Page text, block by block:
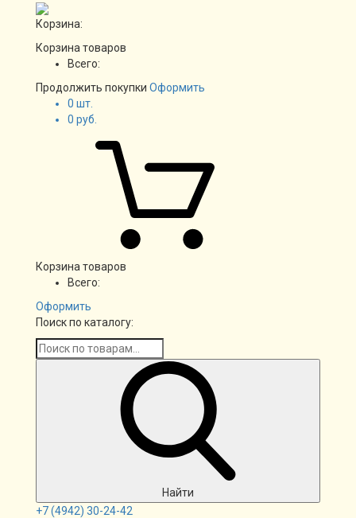
Корзина:
Корзина товаров
Всего:
Продолжить покупки Оформить
0 шт.
0 руб.
Корзина товаров
Всего:
Оформить
Поиск по каталогу:
Найти
+7(4942) 30-24-42